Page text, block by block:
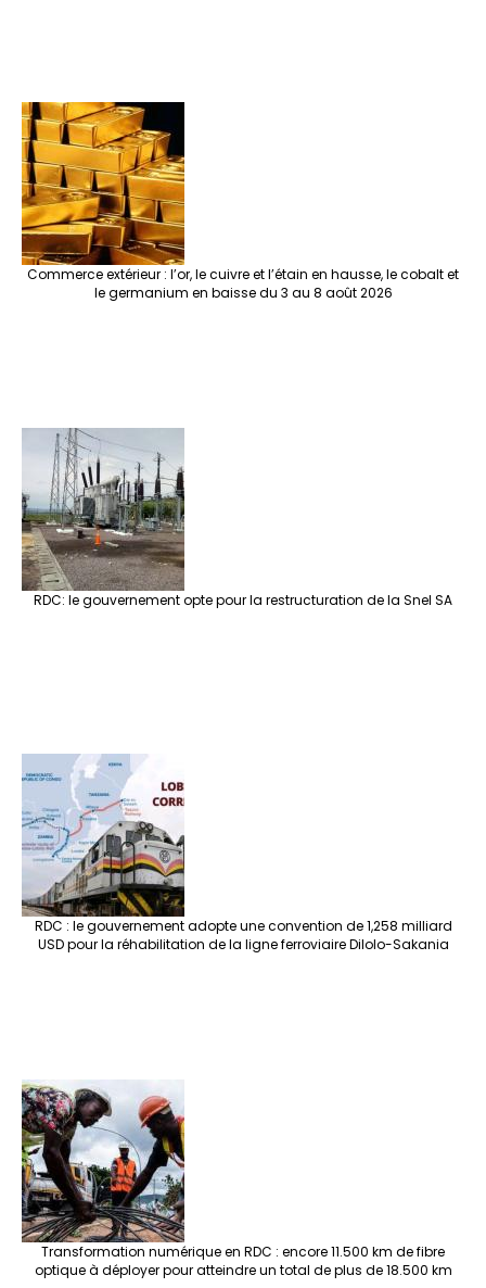
Commerce extérieur : l’or, le cuivre et l’étain en hausse, le cobalt et
le germanium en baisse du 3 au 8 août 2026
RDC: le gouvernement opte pour la restructuration de la Snel SA
RDC : le gouvernement adopte une convention de 1,258 milliard
USD pour la réhabilitation de la ligne ferroviaire Dilolo-Sakania
Transformation numérique en RDC : encore 11.500 km de fibre
optique à déployer pour atteindre un total de plus de 18.500 km